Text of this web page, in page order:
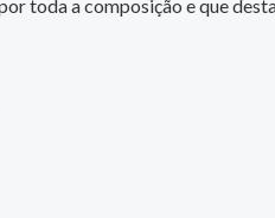
toda a composição e que